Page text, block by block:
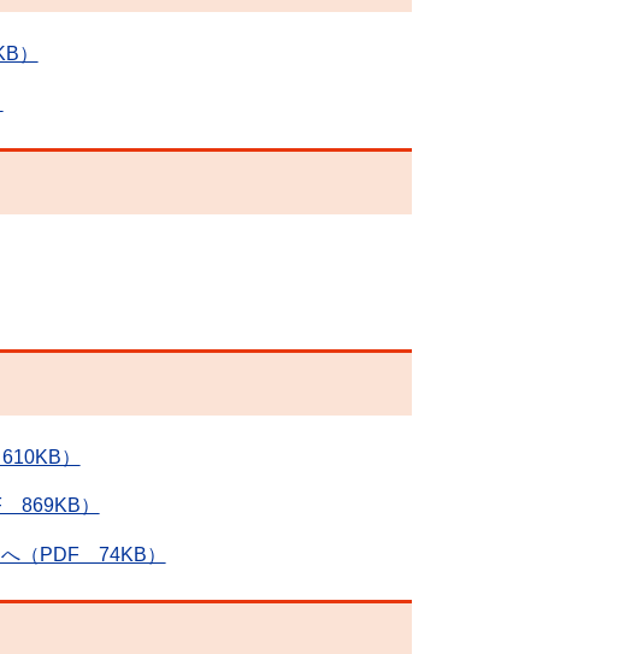
）
）
869KB）
（PDF 74KB）